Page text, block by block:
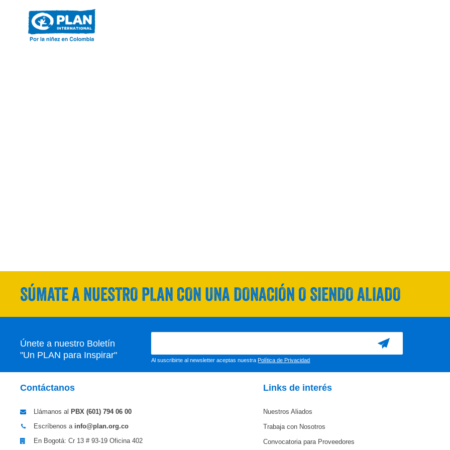
SÚMATE A NUESTRO PLAN CON UNA DONACIÓN O SIENDO ALIADO
Únete a nuestro Boletín
"Un PLAN para Inspirar"
Al suscribirte al newsletter aceptas nuestra Política de Privacidad
Contáctanos
Llámanos al PBX (601) 794 06 00
Escríbenos a info@plan.org.co
En Bogotá: Cr 13 # 93-19 Oficina 402
Links de interés
Nuestros Aliados
Trabaja con Nosotros
Convocatoria para Proveedores